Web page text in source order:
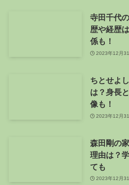
寺田千代
歴や経歴
係も！
2023年12月
ちとせよ
は？身長
像も！
2023年12月
森田剛の
理由は？
ても
2023年12月